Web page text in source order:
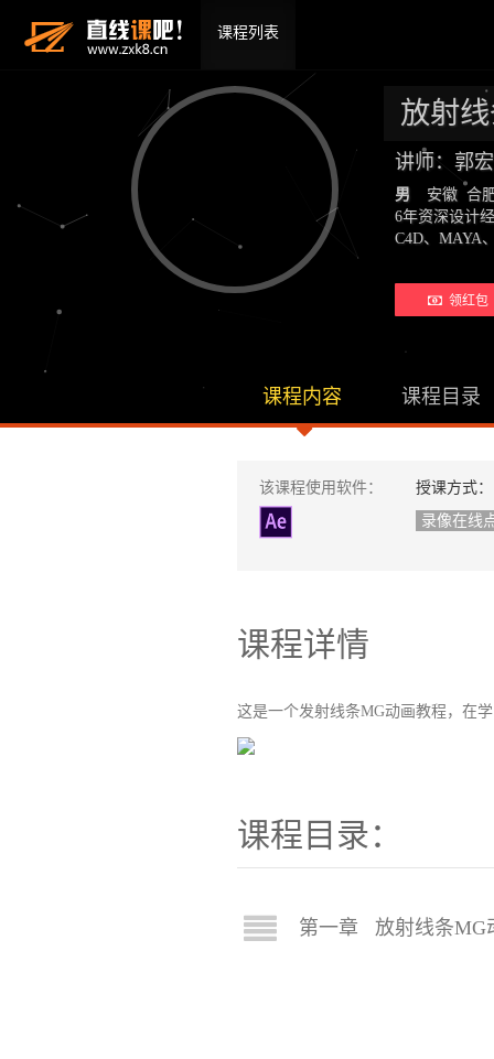
课程列表
放射
讲师：郭
男
安徽 合
6年资深设计
C4D、
领红包
课程内容 课程目录
该课程使用软件：
授课方式：
录像在线
课程详情
这是一个发射线条MG动画教程，在
课程目录：
第一章 放射线条MG